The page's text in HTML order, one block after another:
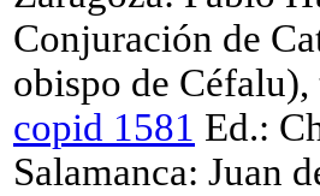
Conjuración de
obispo de
copid 1581 Ed.:
Salamanca: Juan